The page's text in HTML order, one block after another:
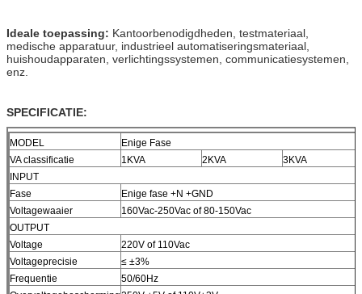
Ideale toepassing: Kantoorbenodigdheden, testmateriaal,
medische apparatuur, industrieel automatiseringsmateriaal,
huishoudapparaten, verlichtingssystemen, communicatiesystemen,
enz.
SPECIFICATIE:
MODEL
Enige Fase
VA classificatie
1KVA 2KVA
3KVA
INPUT
Fase
Enige fase +N +GND
Voltagewaaier
160Vac-250Vac of 80-150Vac
OUTPUT
Voltage
220V of 110Vac
Voltageprecisie
≤ ±3%
Frequentie
50/60Hz